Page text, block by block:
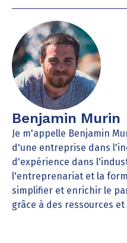
Benjamin Murin
Je m'appelle Benjamin
d'une entreprise dans
d'expérience dans
l'entreprenariat et la
simplifier et enrichir le
grâce à des ressources